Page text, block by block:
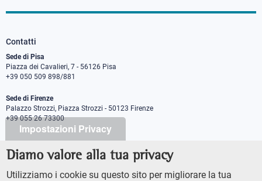
Impostazioni Privacy
Diamo valore alla tua privacy
Utilizziamo i cookie su questo sito per migliorare la tua
Contatti
Sede di Pisa
Piazza dei Cavalieri, 7 - 56126 Pisa
+39 050 509 898/881
Sede di Firenze
Palazzo Strozzi, Piazza Strozzi - 50123 Firenze
+39 055 26 73300
PEC protocollo@pec.sns.it
Codice Fiscale 8000 5050507